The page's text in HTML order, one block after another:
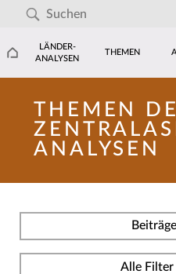
LÄNDER-
ANALYSEN
THEMEN
THEMEN
ANALYSEN
Alle Filter